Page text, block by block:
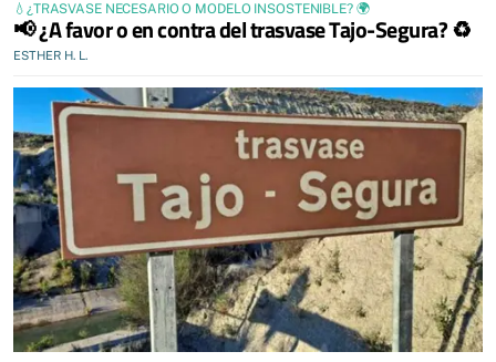
💧¿TRASVASE NECESARIO O MODELO INSOSTENIBLE? 🌍
📢 ¿A favor o en contra del trasvase Tajo-Segura? ♻️
ESTHER H. L.